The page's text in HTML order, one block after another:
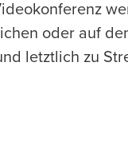
oder auf
letztlich zu